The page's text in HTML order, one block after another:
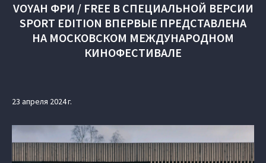
VOYAH ФРИ / FREE В СПЕЦИАЛЬНОЙ ВЕРСИИ
SPORT EDITION ВПЕРВЫЕ ПРЕДСТАВЛЕНА
НА МОСКОВСКОМ МЕЖДУНАРОДНОМ
КИНОФЕСТИВАЛЕ
23 апреля 2024 г.